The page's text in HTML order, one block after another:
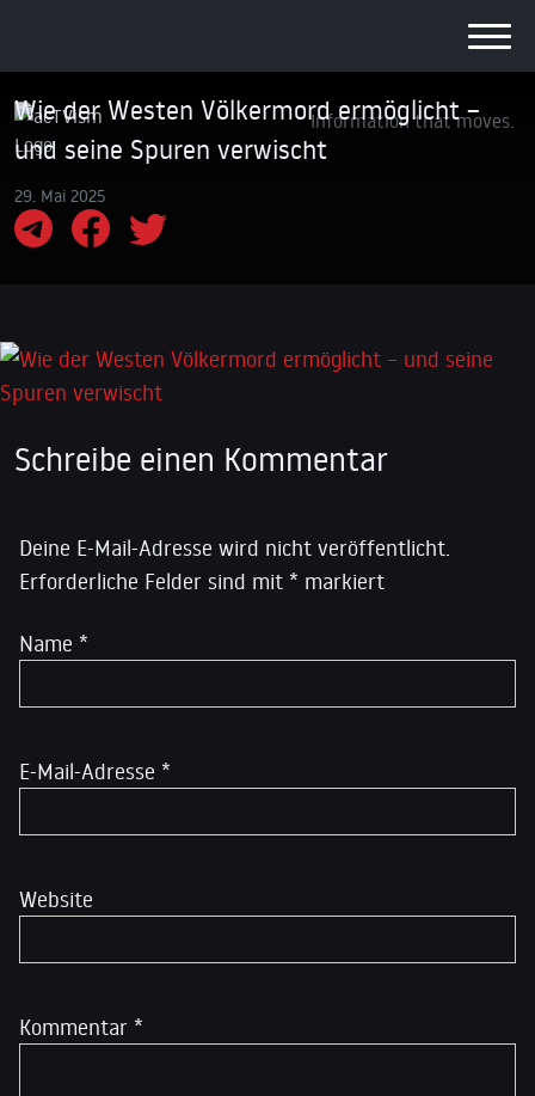
Information that moves.
Wie der Westen Völkermord ermöglicht –
und seine Spuren verwischt
29. Mai 2025
Schreibe einen Kommentar
Deine E-Mail-Adresse wird nicht veröffentlicht.
Erforderliche Felder sind mit * markiert
Kommentar *
Name *
E-Mail-Adresse *
Website